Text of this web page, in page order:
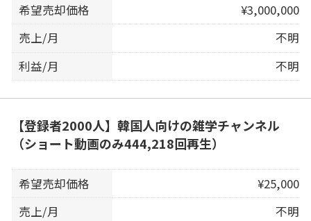
希望売却価格
¥3,000,000
売上/月
不明
利益/月
不明
【登録者2000人】韓国人向けの雑学チャンネル
（ショート動画のみ444,218回再生）
希望売却価格
¥25,000
売上/月
不明